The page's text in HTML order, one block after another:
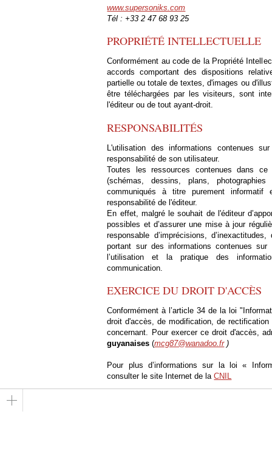
www.supersoniks.com
Tél : +33 2 47 68 93 25
PROPRIÉTÉ INTELLECTUELLE
Conformément au code de la Propriété
accords comportant des dispositions
partielle ou totale de textes, d'images ou
être téléchargées par les visiteurs, sont
l'éditeur ou de tout ayant-droit.
RESPONSABILITÉS
L'utilisation des informations contenues
responsabilité de son utilisateur.
Toutes les ressources contenues dans
(schémas, dessins, plans,
communiqués à titre purement
responsabilité de l'éditeur.
En effet, malgré le souhait de l'éditeur
possibles et d’assurer une mise à jour
responsable d’imprécisions,
portant sur des informations contenues
l’utilisation et la pratique des
communication.
EXERCICE DU DROIT D'ACCÈS
Conformément à l’article 34 de la loi
droit d'accès, de modification, de
concernant. Pour exercer ce droit d'accès,
guyanaises(mcg87@wanadoo.fr)
Pour plus d’informations sur la loi «
consulter le site Internet de laCNIL